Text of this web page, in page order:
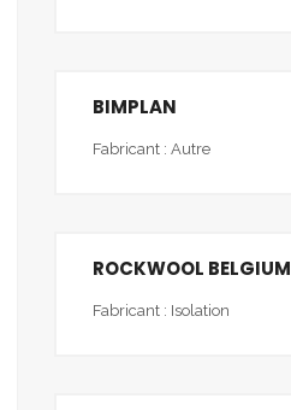
BIMPLAN
Fabricant : Autre
ROCKWOOL BELGIUM
Fabricant : Isolation